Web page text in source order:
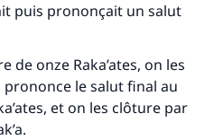
puis prononçait un salut
de onze Raka’ates, on les
le salut final au
et on les clôture par